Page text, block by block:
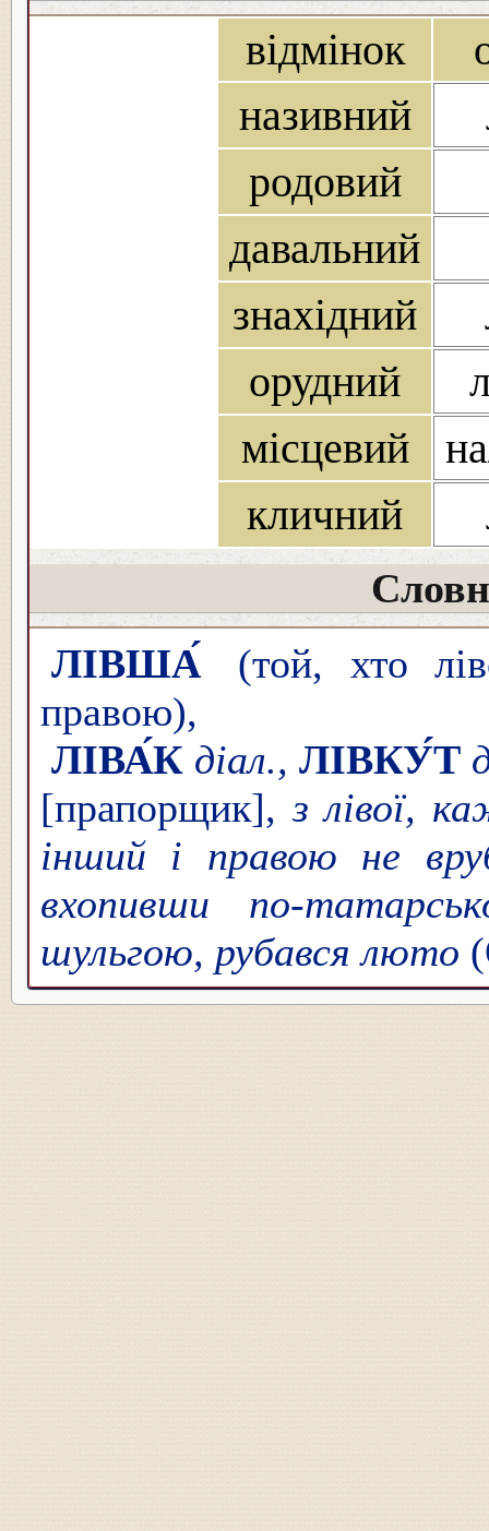
відмінок
називний
родовий
давальний
знахідний
орудний
місцевий
кличний
ЛІВША́
(той, хто
правою),
ЛІВА́К діал., ЛІВКУ́Т
[прапорщик],з лівої,
інший і правою не
вхопивши по-
шульгою, рубався люто